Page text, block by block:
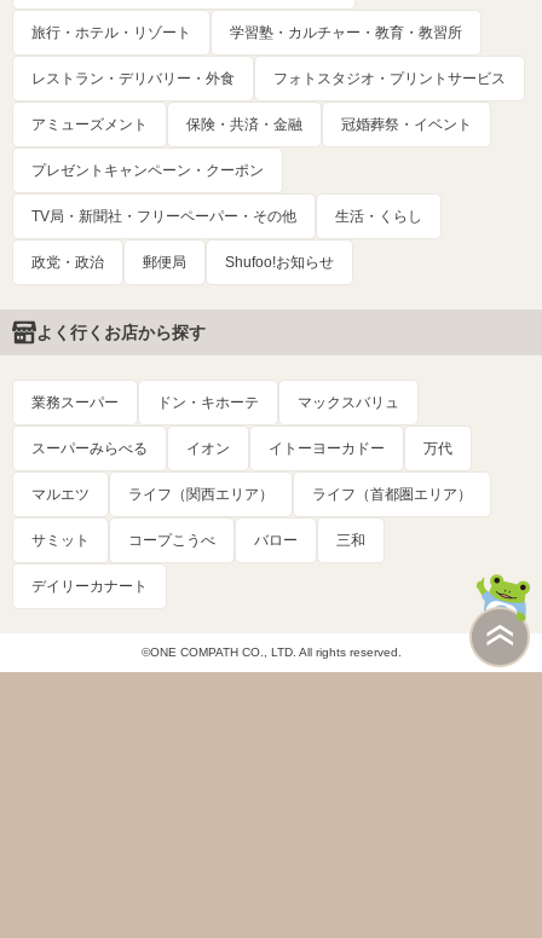
旅行・ホテル・リゾート 学習塾・カルチャー・教育・教習所
レストラン・デリバリー・外食 フォトスタジオ・プリントサービス
アミューズメント 保険・共済・金融 冠婚葬祭・イベント
プレゼントキャンペーン・クーポン
TV局・新聞社・フリーペーパー・その他 生活・くらし
政党・政治 郵便局 Shufoo!お知らせ
よく行くお店から探す
業務スーパー ドン・キホーテ マックスバリュ
スーパーみらべる イオン イトーヨーカドー 万代
マルエツ ライフ（関西エリア） ライフ（首都圏エリア）
サミット コープこうべ バロー 三和
デイリーカナート
©ONE COMPATH CO., LTD. All rights reserved.